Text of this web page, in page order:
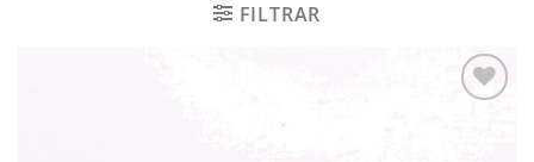
FILTRAR